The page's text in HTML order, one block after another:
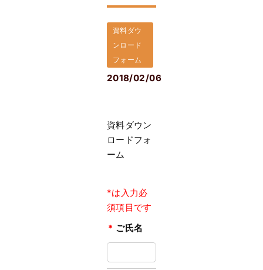
資料ダウ
ンロード
フォーム
2018/02/06
資料ダウン
ロードフォ
ーム
*は入力必
須項目です
* ご氏名